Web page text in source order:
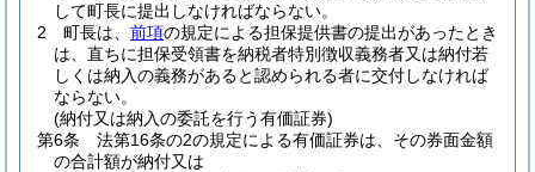
して町長に提出しなければならない。
2
町長は、 前項の規定による担保提供書の提出があったとき
は、直ちに担保受領書を納税者特別徴収義務者又は納付若
しくは納入の義務があると認められる者に交付しなければ
ならない。
(納付又は納入の委託を行う有価証券)
第6条
法第16条の2の規定による有価証券は、その券面金額
の合計額が納付又は